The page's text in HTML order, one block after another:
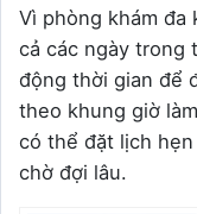
Vì phòng khám đa
cả các ngày trong
động thời gian để
theo khung giờ
có thể đặt lịch
chờ đợi lâu.